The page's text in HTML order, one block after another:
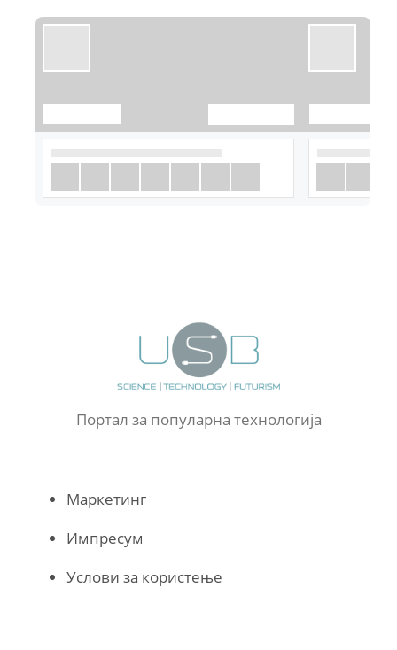
Портал за популарна технологија
Маркетинг
Импресум
Услови за користење